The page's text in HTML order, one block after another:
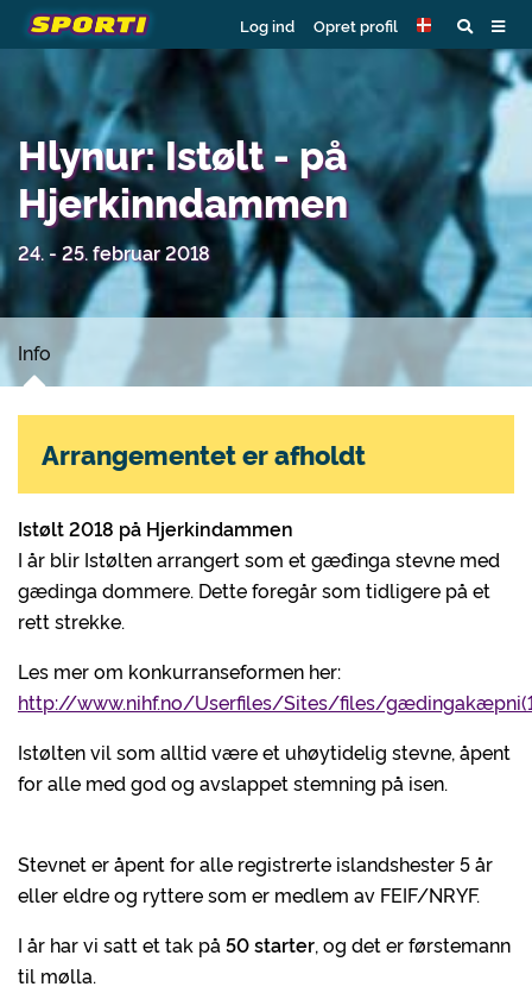
Log ind Opret profil
Hlynur: Istølt - på
Hjerkinndammen
24. - 25. februar 2018
Info
Istølt 2018 på Hjerkindammen
I år blir Istølten arrangert som et gæđinga stevne med
gædinga dommere. Dette foregår som tidligere på et
rett strekke.
Les mer om konkurranseformen her:
http://www.nihf.no/Userfiles/Sites/files/
Istølten vil som alltid være et uhøytidelig stevne, åpent
for alle med god og avslappet stemning på isen.
Stevnet er åpent for alle registrerte islandshester 5 år
eller eldre og ryttere som er medlem av FEIF/NRYF.
I år har vi satt et tak på 50 starter, og det er førstemann
til mølla.
Arrangementet er afholdt